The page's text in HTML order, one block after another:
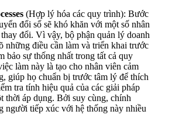
(Hợp lý hóa các quy trình): Bước
đổi số sẽ khó khăn với một số nhân
đổi. Vì vậy, bộ phận quản lý doanh
những điều cần làm và triển khai trước
bảo sự thống nhất trong tất cả quy
làm này là tạo cho nhân viên cảm
giúp họ chuẩn bị trước tâm lý để thích
tra tính hiệu quả của các giải pháp
thời áp dụng. Bởi suy cùng, chính
người tiếp xúc với hệ thống này nhiều